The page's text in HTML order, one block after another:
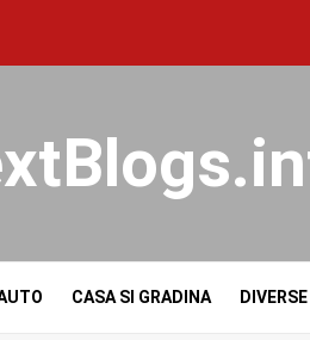
CASA SI GRADINA DIVERSE